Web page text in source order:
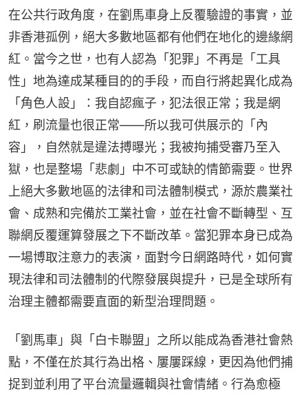
在公共行政角度，在劉馬車身上反覆驗證的事實，並
非香港孤例，絕大多數地區都有他們在地化的邊緣網
紅。當今之世，也有人認為「犯罪」不再是「工具
性」地為達成某種目的的手段，而自行將起異化成為
「角色人設」：我自認瘋子，犯法很正常；我是網
紅，刷流量也很正常——所以我可供展示的「內
容」，自然就是違法搏曝光；我被拘捕受審乃至入
獄，也是整場「悲劇」中不可或缺的情節需要。世界
上絕大多數地區的法律和司法體制模式，源於農業社
會、成熟和完備於工業社會，並在社會不斷轉型、互
聯網反覆運算發展之下不斷改革。當犯罪本身已成為
一場博取注意力的表演，面對今日網路時代，如何實
現法律和司法體制的代際發展與提升，已是全球所有
治理主體都需要直面的新型治理問題。
「劉馬車」與「白卡聯盟」之所以能成為香港社會熱
點，不僅在於其行為出格、屢屢踩線，更因為他們捕
捉到並利用了平台流量邏輯與社會情緒。行為愈極